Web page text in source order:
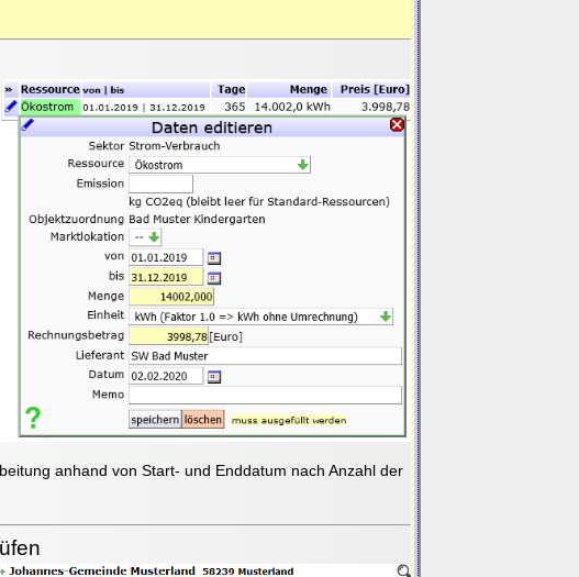
anhand von Start- und Enddatum nach Anzahl der